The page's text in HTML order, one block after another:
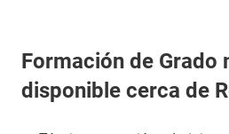
Formación de Grado
disponible cerca de